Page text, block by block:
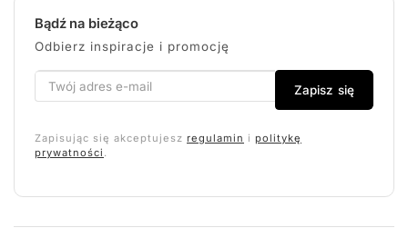
Bądź na bieżąco
Odbierz inspiracje i promocję
Zapisz się
Zapisując się akceptujesz regulamin i politykę
prywatności .